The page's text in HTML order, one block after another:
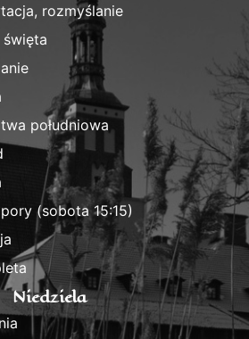
rozmyślanie
święta
południowa
(sobota 15:15)
Niedziela